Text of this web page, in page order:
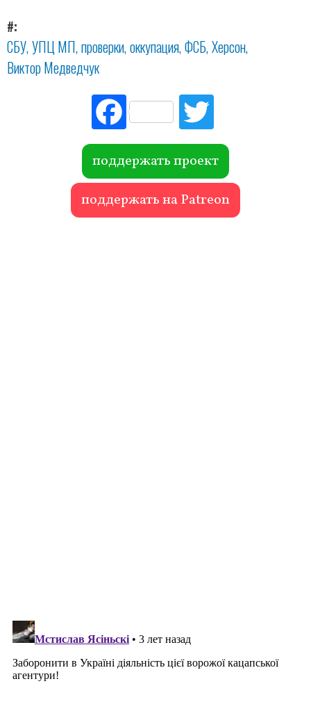
#
СБУ УПЦ МП проверки оккупация ФСБ Херсон
Виктор Медведчук
Fac
ebo
ok r
поддержать проект
поддержать на Patreon